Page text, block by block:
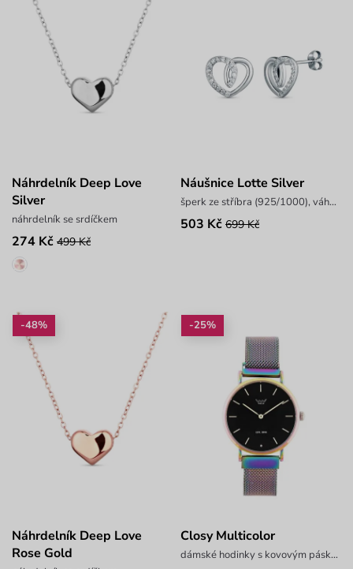
Náhrdelník Deep Love
Silver
náhrdelník se srdíčkem
274 Kč 499 Kč
Náušnice Lotte Silver
šperk ze stříbra (925/1000), váha 1,5 g
503 Kč 699 Kč
-48%
Náhrdelník Deep Love
Rose Gold
-25%
Closy Multicolor
dámské hodinky s kovovým páskem